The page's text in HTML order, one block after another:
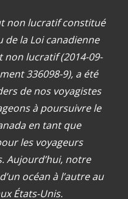
non lucratif constitué
de la Loi canadienne
lucratif (2014-09-
336098-9), a été
de nos voyagistes
à poursuivre le
en tant que
les voyageurs
Aujourd’hui, notre
océan à l’autre au
États-Unis.